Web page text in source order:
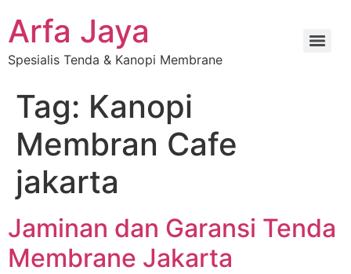
Arfa Jaya
Spesialis Tenda & Kanopi Membrane
Tag: Kanopi
Membran Cafe
jakarta
Jaminan dan Garansi Tenda
Membrane Jakarta